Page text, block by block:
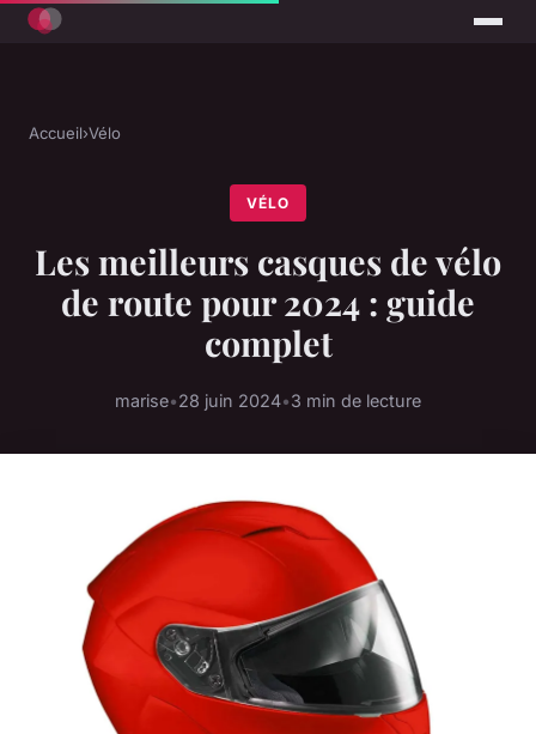
Accueil›Vélo
VÉLO
Les meilleurs casques de vélo
de route pour 2024 : guide
complet
marise•28 juin 2024•3 min de lecture